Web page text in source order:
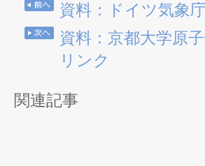
資料：ドイツ気象
資料：京都大学原
リンク
関連記事